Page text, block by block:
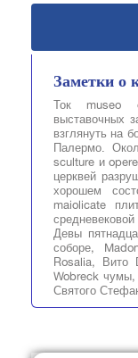
Заметки о
Ток museo
выставочных
взглянуть на
Палермо.
sculture и
церквей
хорошем
maiolicate
Девы
соборе,
Rosalia, Вито
Wobreck чумы,
Святого